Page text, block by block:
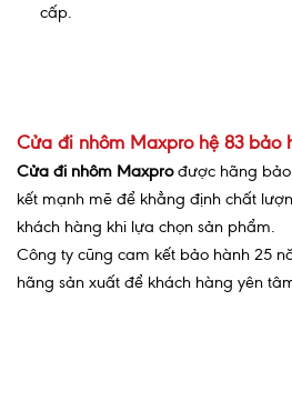
cấp.
Cửa đi nhôm Maxpro hệ 83 bảo
Cửa đi nhôm Maxprođược hãng bảo
kết mạnh mẽ để khẳng định chất
khách hàng khi lựa chọn sản phẩm.
Công ty cũng cam kết bảo hành 25
hãng sản xuất để khách hàng yên